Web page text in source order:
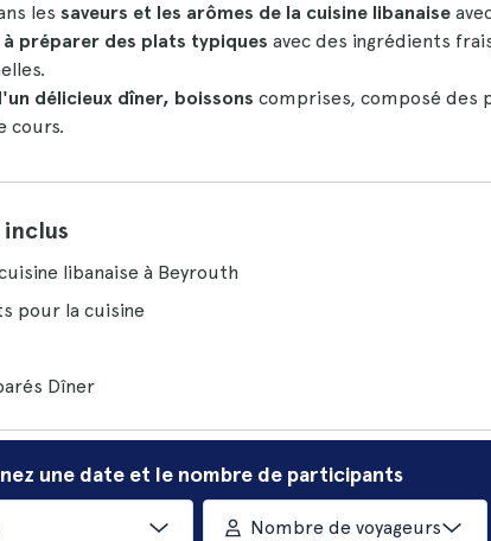
les saveurs et les arômes de la cuisine libanaise
à préparer des plats typiques avec des ingrédients
délicieux dîner, boissons comprises, composé des
cours.
libanaise à Beyrouth
pour la cuisine
Dîner
une date et le nombre de participants
Nombre de voyageurs